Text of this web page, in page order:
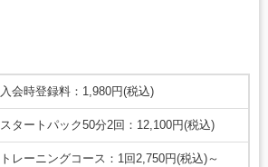
入会時登録料：1,980円(税込)
スタートパック50分2回：12,100円(税込)
トレーニングコース：1回2,750円(税込)～